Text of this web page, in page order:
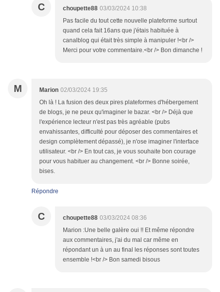
C choupette88 03/03/2024 10:38
Pas facile du tout cette nouvelle plateforme surtout
quand cela fait 16ans que j'étais habituée à
canalblog qui était très simple à manipuler !<br />
Merci pour votre commentaire.<br /> Bon dimanche !
M Marion 02/03/2024 19:35
Oh là ! La fusion des deux pires plateformes d'hébergement
de blogs, je ne peux qu'imaginer le bazar. <br /> Déjà que
l'expérience lecteur n'est pas très agréable (pubs
envahissantes, difficulté pour déposer des commentaires et
design complètement dépassé), je n'ose imaginer l'interface
utilisateur. <br /> En tout cas, je vous souhaite bon courage
pour vous habituer au changement. <br /> Bonne soirée,
bises.
Répondre
C choupette88 03/03/2024 08:36
Marion :Une belle galère oui !! Et même répondre
aux commentaires, j'ai du mal car même en
répondant un à un au final les réponses sont toutes
ensemble !<br /> Bon samedi bisous